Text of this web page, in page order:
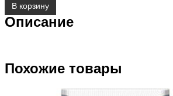
В корзину
Описание
Похожие товары